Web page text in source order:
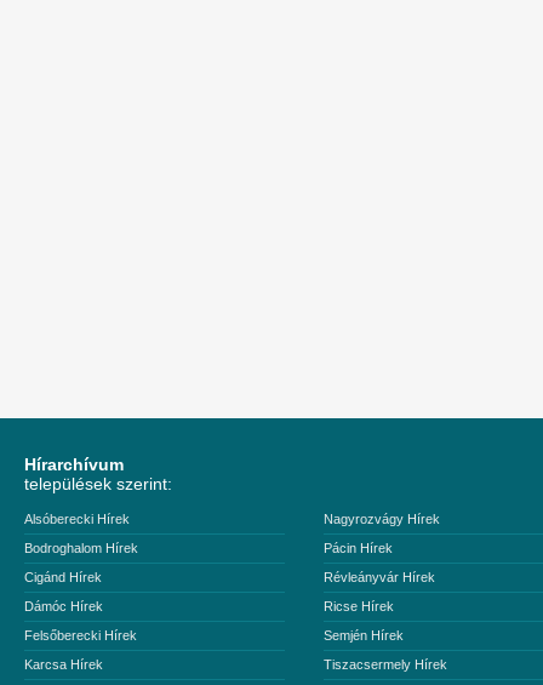
Hírarchívum
települések szerint:
Alsóberecki Hírek
Bodroghalom Hírek
Cigánd Hírek
Dámóc Hírek
Felsőberecki Hírek
Karcsa Hírek
Nagyrozvágy Hírek
Pácin Hírek
Révleányvár Hírek
Ricse Hírek
Semjén Hírek
Tiszacsermely Hírek